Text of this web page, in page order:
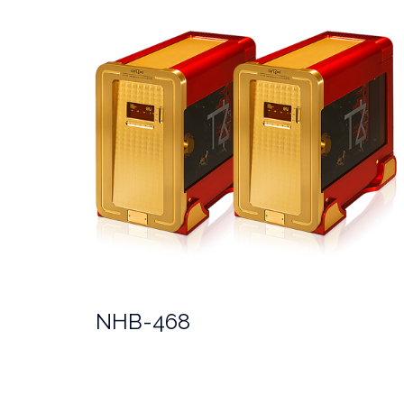
NHB-468